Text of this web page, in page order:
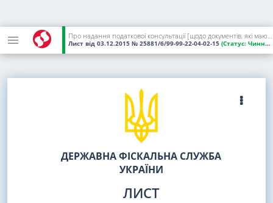
Про надання податкової консультації [щодо документів, які мають право вимагати контролюючі органи ДФС під час проведення планової перевірки]
Лист від 03.12.2015 № 25881/6/99-99-22-04-02-15 (Статус: Чинний)
ДЕРЖАВНА ФІСКАЛЬНА СЛУЖБА
УКРАЇНИ
ЛИСТ